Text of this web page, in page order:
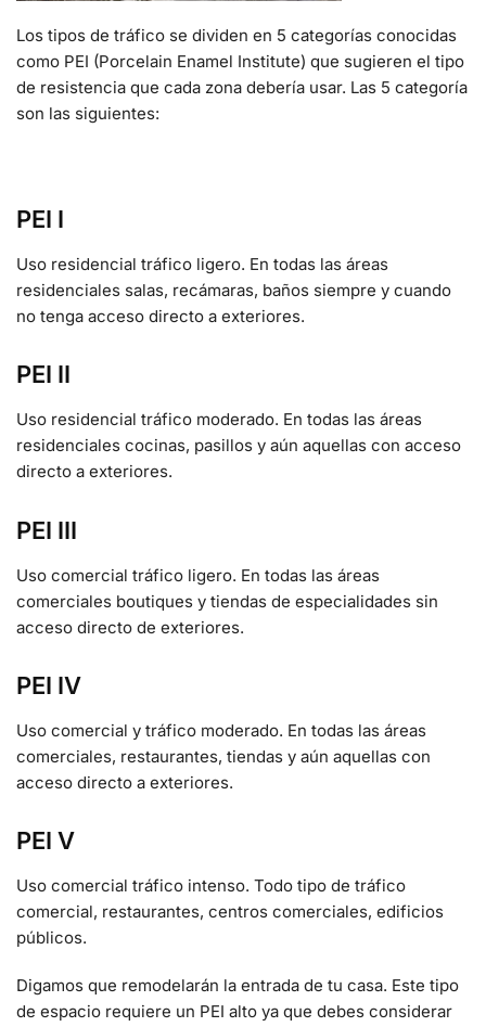
Los tipos de tráfico se dividen en 5 categorías conocidas
como PEI (Porcelain Enamel Institute) que sugieren el tipo
de resistencia que cada zona debería usar. Las 5 categoría
son las siguientes:
PEI I
Uso residencial tráfico ligero. En todas las áreas
residenciales salas, recámaras, baños siempre y cuando
no tenga acceso directo a exteriores.
PEI II
Uso residencial tráfico moderado. En todas las áreas
residenciales cocinas, pasillos y aún aquellas con acceso
directo a exteriores.
PEI III
Uso comercial tráfico ligero. En todas las áreas
comerciales boutiques y tiendas de especialidades sin
acceso directo de exteriores.
PEI IV
Uso comercial y tráfico moderado. En todas las áreas
comerciales, restaurantes, tiendas y aún aquellas con
acceso directo a exteriores.
PEI V
Uso comercial tráfico intenso. Todo tipo de tráfico
comercial, restaurantes, centros comerciales, edificios
públicos.
Digamos que remodelarán la entrada de tu casa. Este tipo
de espacio requiere un PEI alto ya que debes considerar